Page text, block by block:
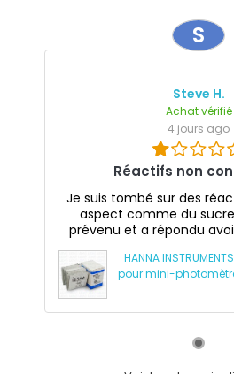
S
Steve H.
Achat vérifié
4 jours ago
Réactifs non
Je suis tombé sur des
aspect comme du
prévenu et a répondu
HANNA
pour mini-